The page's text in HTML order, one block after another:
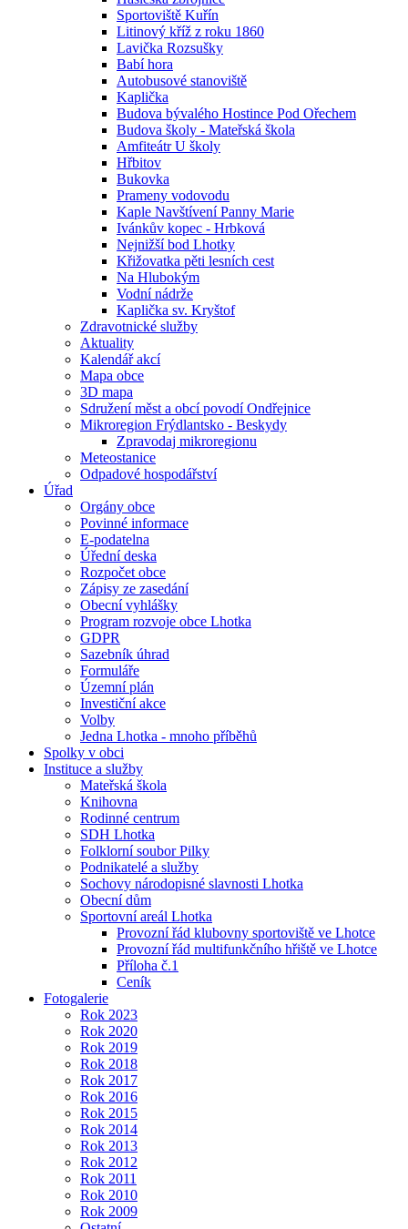
Sportoviště Kuřín
Litinový kříž z roku 1860
Lavička Rozsušky
Babí hora
Autobusové stanoviště
Kaplička
Budova bývalého Hostince Pod Ořechem
Budova školy - Mateřská škola
Amfiteátr U školy
Hřbitov
Bukovka
Prameny vodovodu
Kaple Navštívení Panny Marie
Ivánkův kopec - Hrbková
Nejnižší bod Lhotky
Křižovatka pěti lesních cest
Na Hlubokým
Vodní nádrže
Kaplička sv. Kryštof
Zdravotnické služby
Aktuality
Kalendář akcí
Mapa obce
3D mapa
Sdružení měst a obcí povodí Ondřejnice
Mikroregion Frýdlantsko - Beskydy
Zpravodaj mikroregionu
Meteostanice
Odpadové hospodářství
Úřad
Orgány obce
Povinné informace
E-podatelna
Úřední deska
Rozpočet obce
Zápisy ze zasedání
Obecní vyhlášky
Program rozvoje obce Lhotka
GDPR
Sazebník úhrad
Formuláře
Územní plán
Investiční akce
Volby
Jedna Lhotka - mnoho příběhů
Spolky v obci
Instituce a služby
Mateřská škola
Knihovna
Rodinné centrum
SDH Lhotka
Folklorní soubor Pilky
Podnikatelé a služby
Sochovy národopisné slavnosti Lhotka
Obecní dům
Sportovní areál Lhotka
Provozní řád klubovny sportoviště ve Lhotce
Provozní řád multifunkčního hřiště ve Lhotce
Příloha č.1
Ceník
Fotogalerie
Rok 2023
Rok 2020
Rok 2019
Rok 2018
Rok 2017
Rok 2016
Rok 2015
Rok 2014
Rok 2013
Rok 2012
Rok 2011
Rok 2010
Rok 2009